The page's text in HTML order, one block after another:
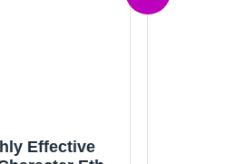
Scott y Hilton: